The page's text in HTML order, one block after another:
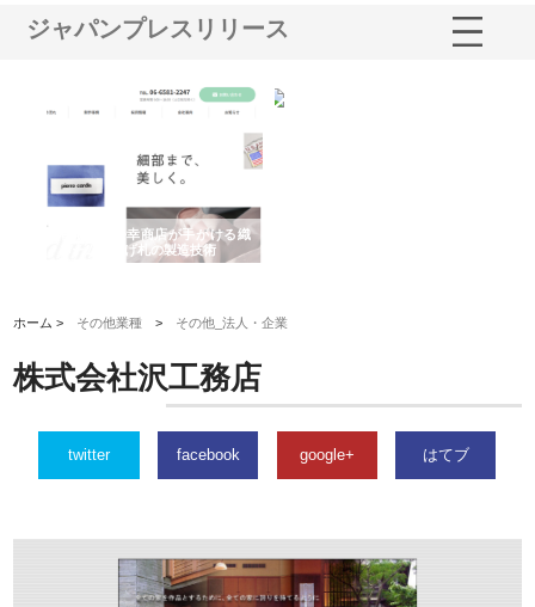
ジャパンプレスリリース
有限会社松幸商店が手がける織
ネームと下げ札の製造技術
ホーム > その他業種 > その他_法人・企業
株式会社沢工務店
twitter facebook google+ はてブ